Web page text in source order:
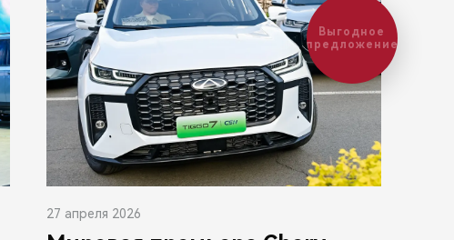
27 апреля 2026
Выгодное
предложение